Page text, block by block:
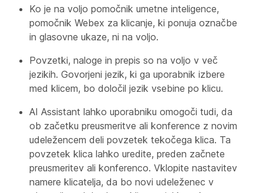
Ko je na voljo pomočnik umetne inteligence,
pomočnik Webex za klicanje, ki ponuja označbe
in glasovne ukaze, ni na voljo.
Povzetki, naloge in prepis so na voljo v več
jezikih. Govorjeni jezik, ki ga uporabnik izbere
med klicem, bo določil jezik vsebine po klicu.
AI Assistant lahko uporabniku omogoči tudi, da
ob začetku preusmeritve ali konference z novim
udeležencem deli povzetek tekočega klica. Ta
povzetek klica lahko uredite, preden začnete
preusmeritev ali konferenco. Vklopite nastavitev
namere klicatelja, da bo novi udeleženec v